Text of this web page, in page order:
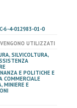
6-4-012983-01-0
UTILIZZATI
SILVICOLTURA,
E POLITICHE E
COMMERCIALE
MINIERE E